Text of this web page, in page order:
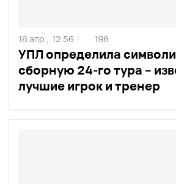
УПЛ определила
сборную 24-го тура –
лучшие игрок и тренер
16 апр , 12:56 / 198